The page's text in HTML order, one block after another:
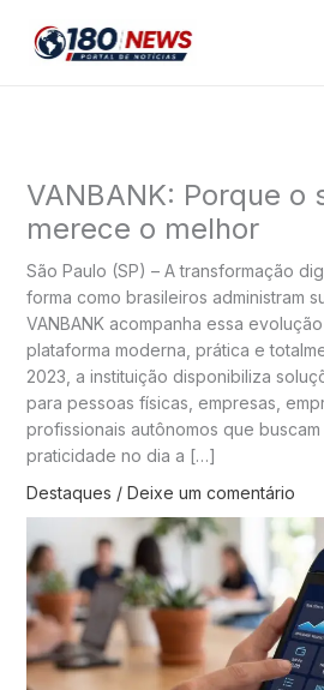
para
VANBANK: Porque o
merece o melhor
São Paulo (SP) – A transformação
forma como brasileiros administram
VANBANK acompanha essa
plataforma moderna, prática e
2023, a instituição disponibiliza
para pessoas físicas, empresas,
profissionais autônomos que
praticidade no dia a […]
Destaques / Deixe um comentário